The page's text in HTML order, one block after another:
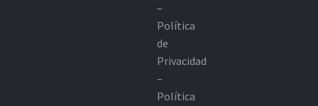
–
Política
de
Privacidad
–
Política